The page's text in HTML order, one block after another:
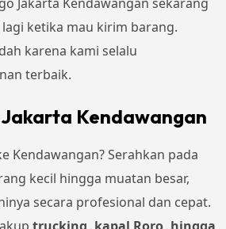
ketika mau kirim barang.
karena kami selalu
terbaik.
Kendawangan
Kendawangan? Serahkan pada
kecil hingga muatan besar,
secara profesional dan cepat.